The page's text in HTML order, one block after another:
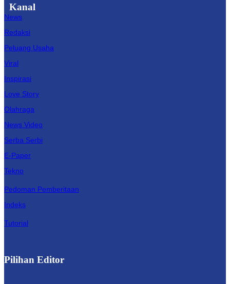
Kanal
News
Redaksi
Peluang Usaha
Viral
Inspirasi
Love Story
Olahraga
News Video
Serba Serbi
E-Paper
Tekno
Pedoman Pemberitaan
Indeks
Tutorial
Pilihan Editor